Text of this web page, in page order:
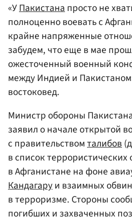
«УПакистанапросто не
полноценно воевать с
крайне напряженные
забудем, что еще в мае
ожесточенный военный
между Индией и
востоковед.
Министр обороны
заявил о начале открытой
с правительствомталибов
в список террористических
в Афганистане на фоне
Кандагаруи взаимных
в терроризме. Стороны
погибших и захваченных